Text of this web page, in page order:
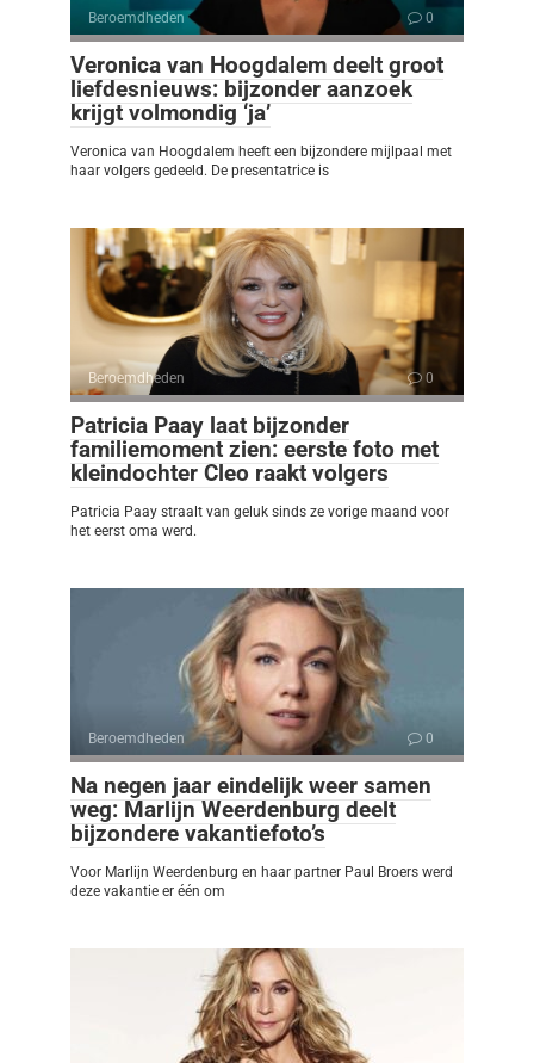
Beroemdheden 0
Veronica van Hoogdalem deelt groot
liefdesnieuws: bijzonder aanzoek
krijgt volmondig ‘ja’
Veronica van Hoogdalem heeft een bijzondere mijlpaal met
haar volgers gedeeld. De presentatrice is
Beroemdheden 0
Patricia Paay laat bijzonder
familiemoment zien: eerste foto met
kleindochter Cleo raakt volgers
Patricia Paay straalt van geluk sinds ze vorige maand voor
het eerst oma werd.
Beroemdheden 0
Na negen jaar eindelijk weer samen
weg: Marlijn Weerdenburg deelt
bijzondere vakantiefoto’s
Voor Marlijn Weerdenburg en haar partner Paul Broers werd
deze vakantie er één om